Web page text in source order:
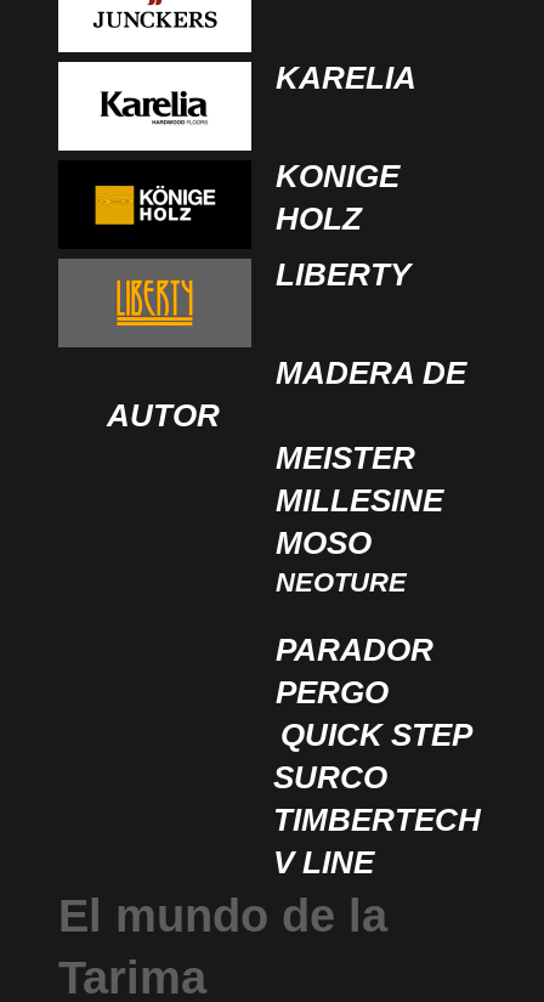
KARELIA
KONIGE
HOLZ
LIBERTY
MADERA DE
AUTOR
MEISTER
MILLESINE
MOSO
NEOTURE
PARADOR
PERGO
QUICK STEP
SURCO
TIMBERTECH
V LINE
El mundo de la
Tarima